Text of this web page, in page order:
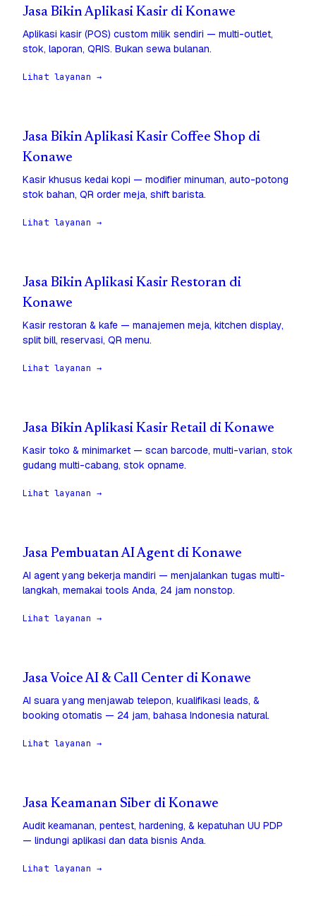
Jasa Bikin Aplikasi Kasir di Konawe
Aplikasi kasir (POS) custom milik sendiri — multi-outlet,
stok, laporan, QRIS. Bukan sewa bulanan.
Lihat layanan →
Jasa Bikin Aplikasi Kasir Coffee Shop di
Konawe
Kasir khusus kedai kopi — modifier minuman, auto-potong
stok bahan, QR order meja, shift barista.
Lihat layanan →
Jasa Bikin Aplikasi Kasir Restoran di
Konawe
Kasir restoran & kafe — manajemen meja, kitchen display,
split bill, reservasi, QR menu.
Lihat layanan →
Jasa Bikin Aplikasi Kasir Retail di Konawe
Kasir toko & minimarket — scan barcode, multi-varian, stok
gudang multi-cabang, stok opname.
Lihat layanan →
Jasa Pembuatan AI Agent di Konawe
AI agent yang bekerja mandiri — menjalankan tugas multi-
langkah, memakai tools Anda, 24 jam nonstop.
Lihat layanan →
Jasa Voice AI & Call Center di Konawe
AI suara yang menjawab telepon, kualifikasi leads, &
booking otomatis — 24 jam, bahasa Indonesia natural.
Lihat layanan →
Jasa Keamanan Siber di Konawe
Audit keamanan, pentest, hardening, & kepatuhan UU PDP
— lindungi aplikasi dan data bisnis Anda.
Lihat layanan →